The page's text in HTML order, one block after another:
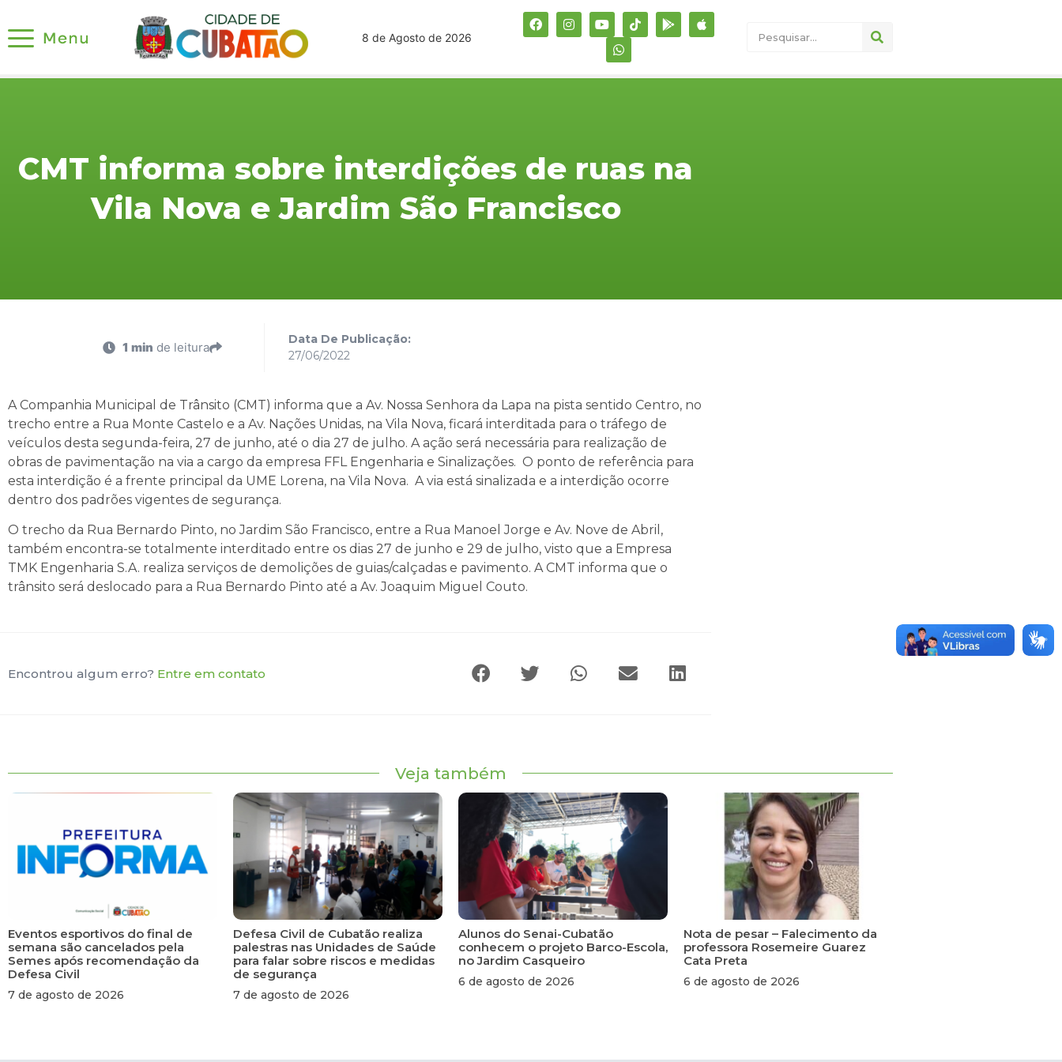
8 de Agosto de 2026
CMT informa sobre interdições de ruas na
Vila Nova e Jardim São Francisco
1 min de leitura
Data De Publicação:
27/06/2022
A Companhia Municipal de Trânsito (CMT) informa que a Av. Nossa Senhora da Lapa na pista sentido Centro, no
trecho entre a Rua Monte Castelo e a Av. Nações Unidas, na Vila Nova, ficará interditada para o tráfego de
veículos desta segunda-feira, 27 de junho, até o dia 27 de julho. A ação será necessária para realização de
obras de pavimentação na via a cargo da empresa FFL Engenharia e Sinalizações. O ponto de referência para
esta interdição é a frente principal da UME Lorena, na Vila Nova. A via está sinalizada e a interdição ocorre
dentro dos padrões vigentes de segurança.
O trecho da Rua Bernardo Pinto, no Jardim São Francisco, entre a Rua Manoel Jorge e Av. Nove de Abril,
também encontra-se totalmente interditado entre os dias 27 de junho e 29 de julho, visto que a Empresa
TMK Engenharia S.A. realiza serviços de demolições de guias/calçadas e pavimento. A CMT informa que o
trânsito será deslocado para a Rua Bernardo Pinto até a Av. Joaquim Miguel Couto.
Encontrou algum erro? Entre em contato
Veja também
Eventos esportivos do final de
semana são cancelados pela
Semes após recomendação da
Defesa Civil
7 de agosto de 2026
Defesa Civil de Cubatão realiza
palestras nas Unidades de Saúde
para falar sobre riscos e medidas
de segurança
7 de agosto de 2026
Alunos do Senai-Cubatão
conhecem o projeto Barco-Escola,
no Jardim Casqueiro
6 de agosto de 2026
Nota de pesar – Falecimento da
professora Rosemeire Guarez
Cata Preta
6 de agosto de 2026